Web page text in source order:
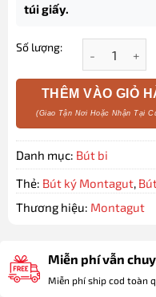
túi giấy.
Số lượng:
THÊM VÀO GIỎ
Danh mục: Bút bi
Thẻ: Bút ký Montagut,
Thương hiệu: Montagut
Miễn phí vẫn
Miễn phí ship cod toàn